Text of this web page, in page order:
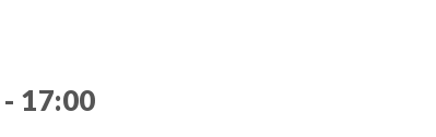
- 17:00